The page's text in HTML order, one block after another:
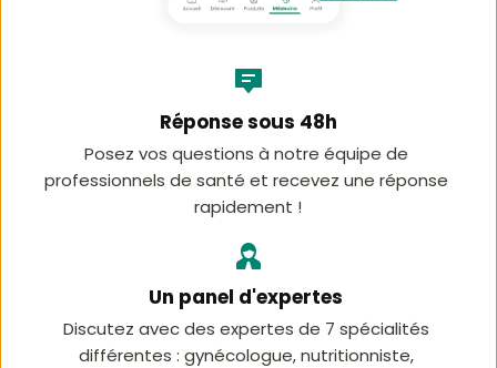
Réponse sous 48h
Posez vos questions à notre équipe de
professionnels de santé et recevez une réponse
rapidement !
Un panel d'expertes
Discutez avec des expertes de 7 spécialités
différentes : gynécologue, nutritionniste,